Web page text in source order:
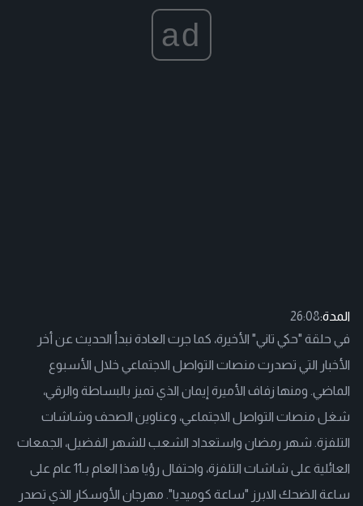
ad
المدة:26:08
في حلقة "حكي تاني" الأخيرة، كما جرت العادة نبدأ الحديث عن أخر
الأخبار التي تصدرت منصات التواصل الاجتماعي خلال الأسبوع
الماضي. ومنها زفاف الأميرة إيمان الذي تميز بالبساطة والرقي،
شغل منصات التواصل الاجتماعي، وعناوين الصحف وشاشات
التلفزة. شهر رمضان واستعداد الشعب للشهر الفضيل، الجمعات
العائلية على شاشات التلفزة، واحتفال رؤيا هذا العام بـ11 عام على
ساعة الضحك الابرز "ساعة كوميديا". مهرجان الأوسكار الذي تصدر